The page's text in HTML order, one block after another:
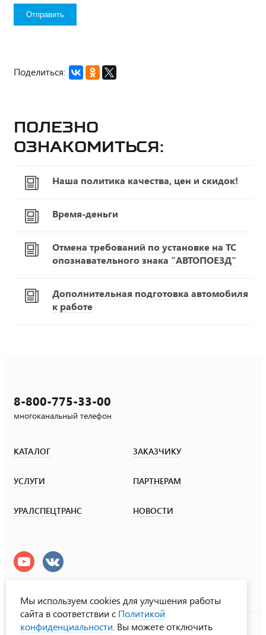
Поделиться:
Полезно
ознакомиться:
Наша политика качества, цен и скидок!
Время-деньги
Отмена требований по установке на ТС
опознавательного знака "АВТОПОЕЗД"
Дополнительная подготовка автомобиля
к работе
8-800-775-33-00
многоканальный телефон
КАТАЛОГ ЗАКАЗЧИКУ
УСЛУГИ ПАРТНЕРАМ
УРАЛСПЕЦТРАНС НОВОСТИ
УралСпецТранс
Мы используем cookies для улучшения работы
сайта в соответствии с Политикой
конфиденциальности . Вы можете отключить